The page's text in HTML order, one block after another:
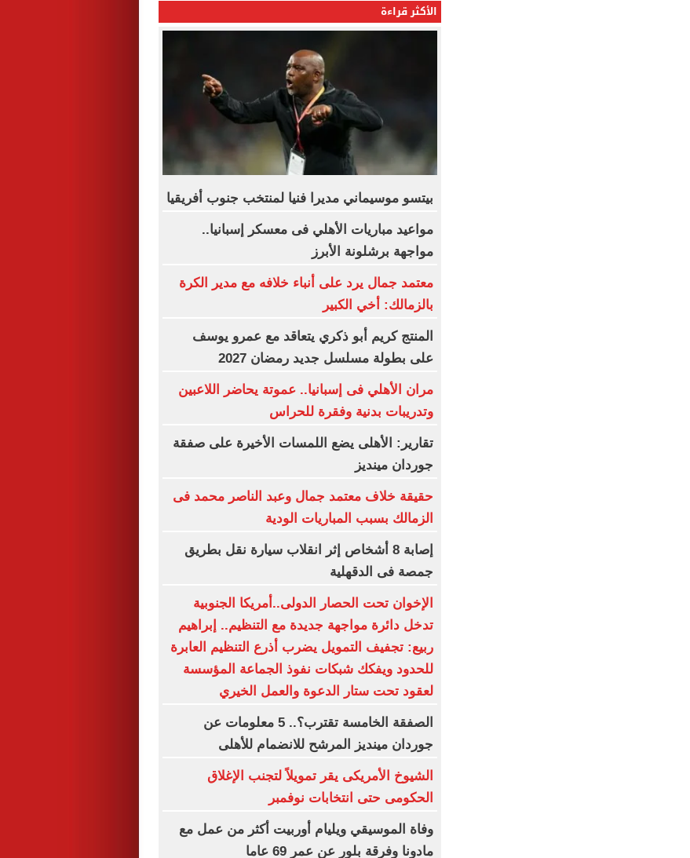
الأكثر قراءة
بيتسو موسيماني مديرا فنيا لمنتخب جنوب أفريقيا
مواعيد مباريات الأهلي فى معسكر إسبانيا..
مواجهة برشلونة الأبرز
معتمد جمال يرد على أنباء خلافه مع مدير الكرة
بالزمالك: أخي الكبير
المنتج كريم أبو ذكري يتعاقد مع عمرو يوسف
على بطولة مسلسل جديد رمضان 2027
مران الأهلي فى إسبانيا.. عموتة يحاضر اللاعبين
وتدريبات بدنية وفقرة للحراس
تقارير: الأهلى يضع اللمسات الأخيرة على صفقة
جوردان مينديز
حقيقة خلاف معتمد جمال وعبد الناصر محمد فى
الزمالك بسبب المباريات الودية
إصابة 8 أشخاص إثر انقلاب سيارة نقل بطريق
جمصة فى الدقهلية
الإخوان تحت الحصار الدولى..أمريكا الجنوبية
تدخل دائرة مواجهة جديدة مع التنظيم.. إبراهيم
ربيع: تجفيف التمويل يضرب أذرع التنظيم العابرة
للحدود ويفكك شبكات نفوذ الجماعة المؤسسة
لعقود تحت ستار الدعوة والعمل الخيري
الصفقة الخامسة تقترب؟.. 5 معلومات عن
جوردان مينديز المرشح للانضمام للأهلى
الشيوخ الأمريكى يقر تمويلاً لتجنب الإغلاق
الحكومى حتى انتخابات نوفمبر
وفاة الموسيقي ويليام أوربيت أكثر من عمل مع
مادونا وفرقة بلور عن عمر 69 عاما